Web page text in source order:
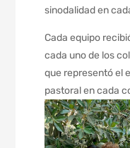
sinodalidad en
Cada equipo
cada uno de los
que representó el
pastoral en cada